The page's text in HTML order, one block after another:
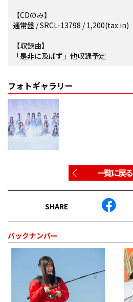
【CDのみ】
通常盤 / SRCL-13798 / 1,200(tax in)
【収録曲】
「是非に及ばず」他収録予定
フォトギャラリー
一覧に戻る
SHARE
バックナンバー